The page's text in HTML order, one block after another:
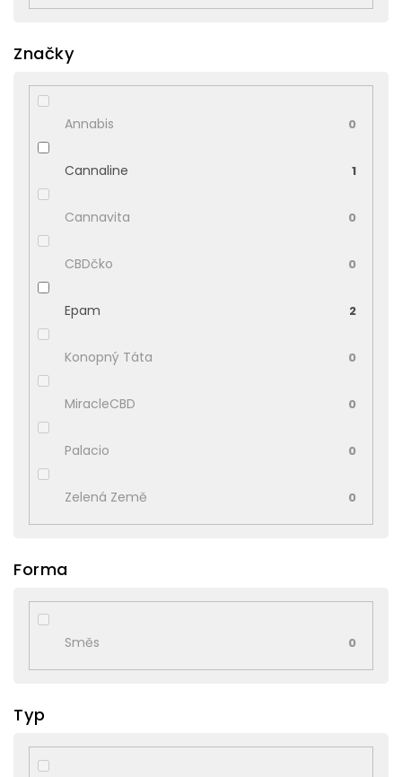
Značky
Annabis 0
Cannaline 1
Cannavita 0
CBDčko 0
Epam 2
Konopný Táta 0
MiracleCBD 0
Palacio 0
Zelená Země 0
Forma
Směs 0
Typ